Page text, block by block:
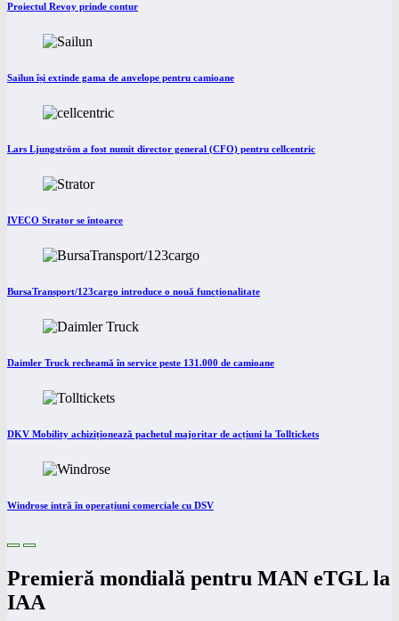
Proiectul Revoy prinde contur
Sailun își extinde gama de anvelope pentru camioane
Lars Ljungström a fost numit director general (CFO) pentru cellcentric
IVECO Strator se întoarce
BursaTransport/123cargo introduce o nouă funcționalitate
Daimler Truck recheamă în service peste 131.000 de camioane
DKV Mobility achiziționează pachetul majoritar de acțiuni la Tolltickets
Windrose intră în operațiuni comerciale cu DSV
Premieră mondială pentru MAN eTGL la
IAA